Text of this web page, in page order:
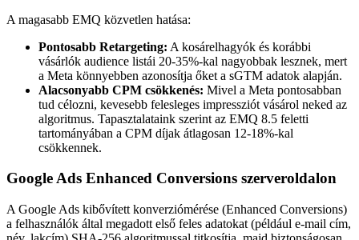
A magasabb EMQ közvetlen hatása:
Pontosabb Retargeting: A kosárelhagyók és korábbi
vásárlók audience listái 20-35%-kal nagyobbak lesznek, mert
a Meta könnyebben azonosítja őket a sGTM adatok alapján.
Alacsonyabb CPM csökkenés: Mivel a Meta pontosabban
tud célozni, kevesebb felesleges impressziót vásárol neked az
algoritmus. Tapasztalataink szerint az EMQ 8.5 feletti
tartományában a CPM díjak átlagosan 12-18%-kal
csökkennek.
Google Ads Enhanced Conversions szerveroldalon
A Google Ads kibővített konverziómérése (Enhanced Conversions)
a felhasználók által megadott első feles adatokat (például e-mail cím,